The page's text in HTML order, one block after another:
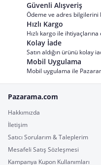
Güvenli Alışveriş
Ödeme ve adres bilgilerini
Hızlı Kargo
Hızlı kargo ile
Kolay İade
Satın aldığın ürünü kolay
Mobil Uygulama
Mobil uygulama ile
Pazarama.com
Hakkımızda
İletişim
Satıcı Sorularım & Taleplerim
Mesafeli Satış Sözleşmesi
Kampanya Kupon Kullanımları